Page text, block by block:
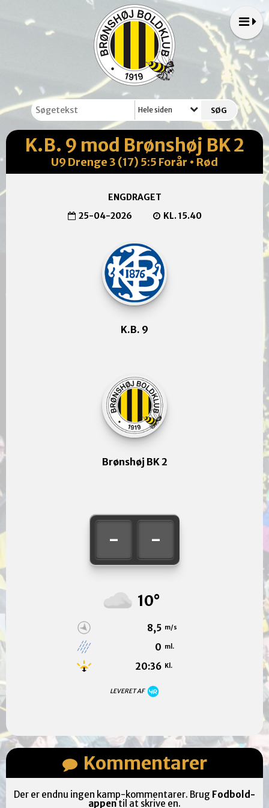
Hele siden
K.B. 9 mod Brønshøj BK 2
U9 Drenge 3 (17) 5:5 Forår • Rød
ENGDRAGET
25-04-2026
KL. 15.40
K.B. 9
- -
10°
8,5 m/s
0 ml.
20:36 Kl.
LEVERET AF
Brønshøj BK 2
Kommentarer
Der er endnu ingen kamp-kommentarer. Brug Fodbold-
appentil at skrive en.